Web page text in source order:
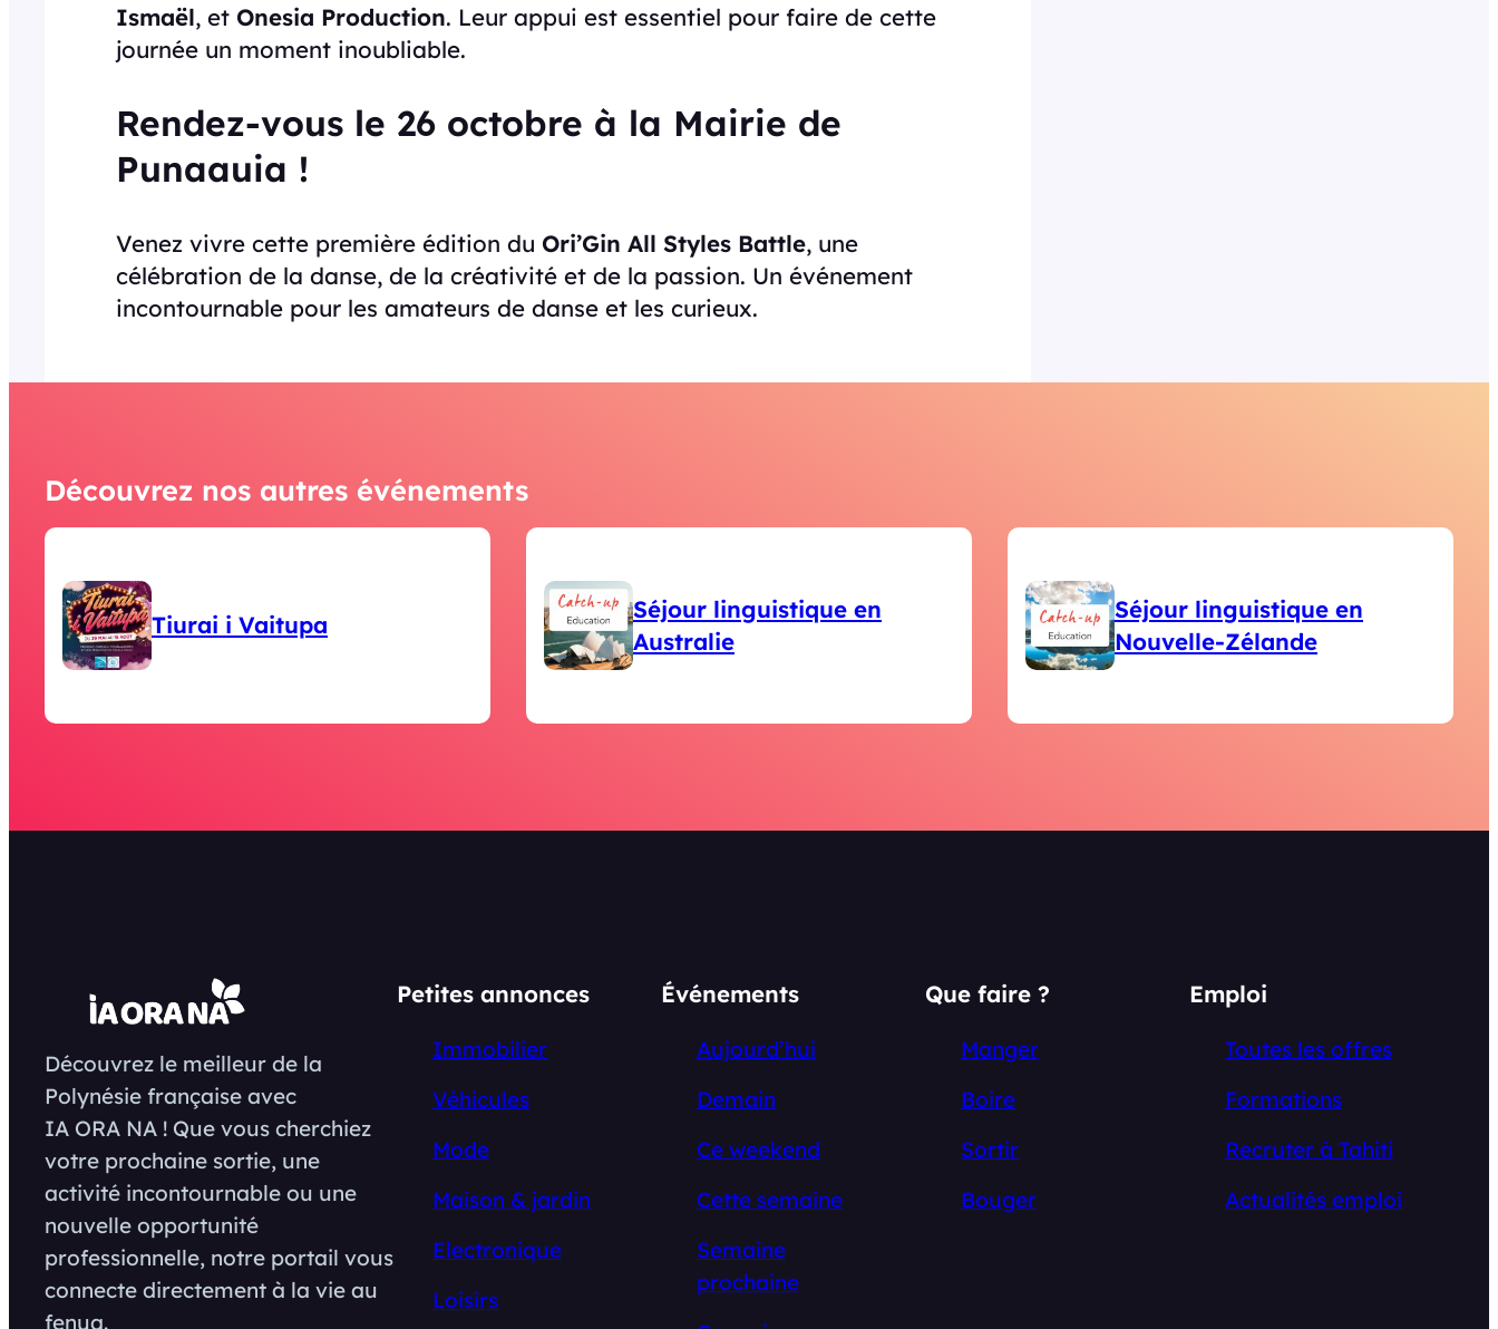
Ismaël, et Onesia Production. Leur appui est essentiel pour faire de cette
journée un moment inoubliable.
Rendez-vous le 26 octobre à la Mairie de
Punaauia !
Venez vivre cette première édition du Ori’Gin All Styles Battle, une
célébration de la danse, de la créativité et de la passion. Un événement
incontournable pour les amateurs de danse et les curieux.
Découvrez nos autres événements
Tiurai i Vaitupa
Séjour linguistique en
Australie
Séjour linguistique en
Nouvelle-Zélande
Découvrez le meilleur de la
Polynésie française avec
IA ORA NA ! Que vous cherchiez
votre prochaine sortie, une
activité incontournable ou une
nouvelle opportunité
professionnelle, notre portail vous
connecte directement à la vie au
fenua.
Petites annonces
Immobilier
Véhicules
Mode
Maison & jardin
Electronique
Loisirs
Événements
Aujourd’hui
Demain
Ce weekend
Cette semaine
Semaine
prochaine
Que faire ?
Manger
Boire
Sortir
Bouger
Emploi
Toutes les offres
Formations
Recruter à Tahiti
Actualités emploi